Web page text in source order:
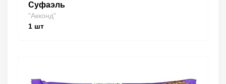
Суфаэль
"Акконд"
1 шт